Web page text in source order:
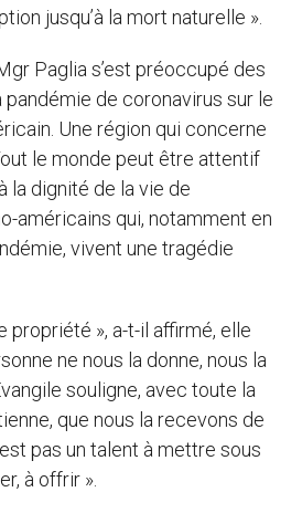
jusqu’à la mort naturelle ».
Paglia s’est préoccupé des
de coronavirus sur le
Une région qui concerne
le monde peut être attentif
la dignité de la vie de
américains qui, notamment en
vivent une tragédie
propriété », a-t-il affirmé, elle
ne nous la donne, nous la
souligne, avec toute la
que nous la recevons de
pas un talent à mettre sous
à offrir ».